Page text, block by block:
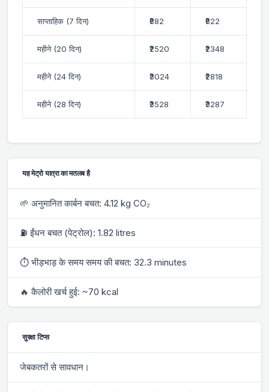
साप्ताहिक (7 दिन) ₹882 ₹822
महीने (20 दिन) ₹2520 ₹2348
महीने (24 दिन) ₹3024 ₹2818
महीने (28 दिन) ₹3528 ₹3287
यह मेट्रो यात्रा का मतलब है
🌱 अनुमानित कार्बन बचत: 4.12 kg CO₂
⛽ ईंधन बचत (पेट्रोल): 1.82 litres
⏱ भीड़भाड़ के समय समय की बचत: 32.3 minutes
🔥 कैलोरी खर्च हुई: ~70 kcal
सुरक्षा टिप्स
जेबकतरों से सावधान।